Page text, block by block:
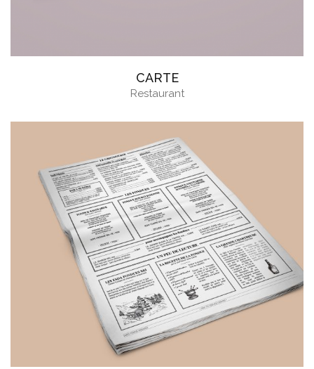
CARTE
Restaurant